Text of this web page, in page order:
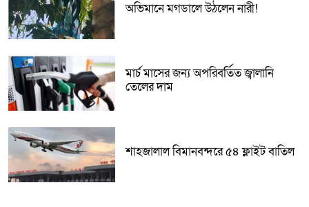
অভিমানে মগডালে উঠলেন নারী!
মার্চ মাসের জন্য অপরিবর্তিত জ্বালানি
তেলের দাম
শাহজালাল বিমানবন্দরে ৫৪ ফ্লাইট বাতিল